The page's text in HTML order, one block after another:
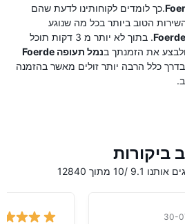
.כך לומדים לקוחותינו לדעת שהם
הטוב ביותר בכל מה שנוגע
. בתוך לא יותר מ 3 דקות תוכל
את הזמנתך בנמל תעופה Foerde
כלל הרבה יותר זולים מאשר בהזמנה
ביקורות
10 מתוך 12840
30-